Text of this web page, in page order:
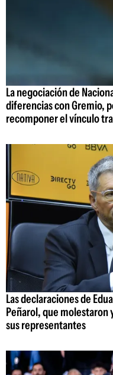
La negociación de
diferencias con Gremio,
recomponer el vínculo
Las declaraciones de
Peñarol, que molestaron
sus representantes